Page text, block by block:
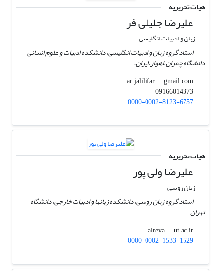
هیات تحریریه
علیرضا جلیلی فر
زبان و ادبیات انگلیسی
استاد گروه زبان و ادبیات انگلیسی،‌ دانشکده ادبیات و علوم انسانی
دانشگاه چمران،‌اهواز،‌ایران.
ar.jalilifar
gmail.com
09166014373
0000-0002-8123-6757
هیات تحریریه
علیرضا ولی پور
زبان روسی
استاد گروه زبان روسی، دانشکده زبانها و ادبیات خارجی، دانشگاه
تهران
alreva
ut.ac.ir
0000-0002-1533-1529